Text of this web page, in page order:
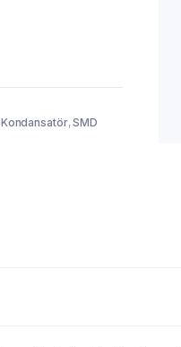
Kondansatör,SMD